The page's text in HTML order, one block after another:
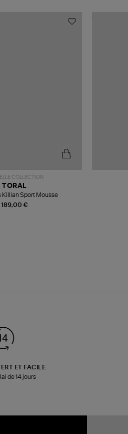
COLLECTION
189,00 €
TORAL
Killian Sport Mousse
ET FACILE
de 14 jours